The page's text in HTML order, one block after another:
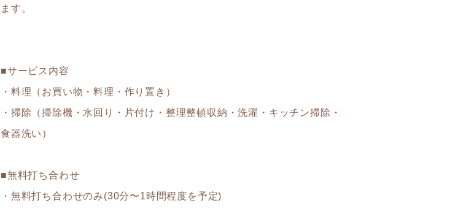
ます。
■サービス内容
・料理（お買い物・料理・作り置き）
・掃除（掃除機・水回り・片付け・整理整頓収納・洗濯・キッチン掃除・
食器洗い）
■無料打ち合わせ
・無料打ち合わせのみ(30分〜1時間程度を予定)